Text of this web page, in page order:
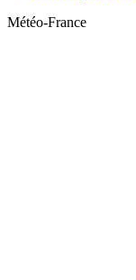
Météo-France